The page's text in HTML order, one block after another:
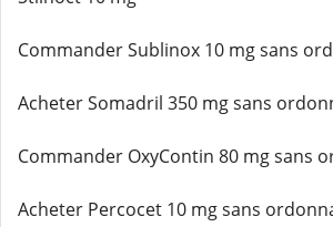
Commander Sublinox 10 mg sans
Acheter Somadril 350 mg sans
Commander OxyContin 80 mg sans
Acheter Percocet 10 mg sans